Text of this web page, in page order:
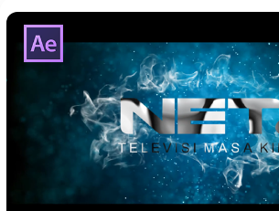
MUDAH
BANGET!
Membuat
Opening
Video